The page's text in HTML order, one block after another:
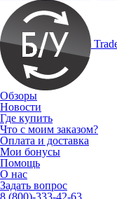
Обзоры
Новости
Где купить
Что с моим заказом?
Оплата и доставка
Мои бонусы
Помощь
О нас
Задать вопрос
8 (800)-333-42-63